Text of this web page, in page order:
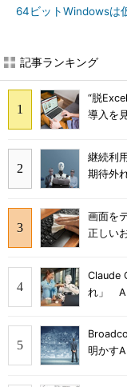
64ビットWindowsは
記事ランキング
“脱
導入を
継続利
期待外
画面を
正しい
Claude
れ」
明かす